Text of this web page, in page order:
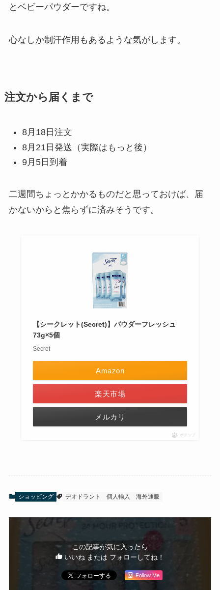
とベビーパウダーですね。
心なしか制汗作用もあるような気がします。
注文から届くまで
8月18日注文
8月21日発送（実際はもっと後）
9月5日到着
二週間ちょっとかかるものだと思っておけば、届
かないからと焦らずに済みそうです。
【シークレット(Secret)】パウダーフレッシュ
73g×5個
Secret
Amazon
楽天市場
メルカリ
ポチップ
ショッピング デオドラント 個人輸入 海外通販
この記事が気に入ったら
いいね または フォローしてね！
Follow Me